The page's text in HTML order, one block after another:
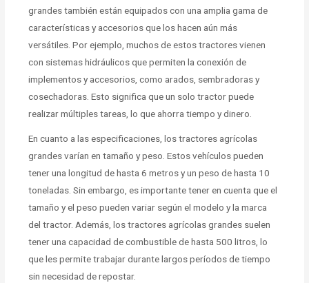
grandes también están equipados con una amplia gama de
características y accesorios que los hacen aún más
versátiles. Por ejemplo, muchos de estos tractores vienen
con sistemas hidráulicos que permiten la conexión de
implementos y accesorios, como arados, sembradoras y
cosechadoras. Esto significa que un solo tractor puede
realizar múltiples tareas, lo que ahorra tiempo y dinero.
En cuanto a las especificaciones, los tractores agrícolas
grandes varían en tamaño y peso. Estos vehículos pueden
tener una longitud de hasta 6 metros y un peso de hasta 10
toneladas. Sin embargo, es importante tener en cuenta que el
tamaño y el peso pueden variar según el modelo y la marca
del tractor. Además, los tractores agrícolas grandes suelen
tener una capacidad de combustible de hasta 500 litros, lo
que les permite trabajar durante largos períodos de tiempo
sin necesidad de repostar.